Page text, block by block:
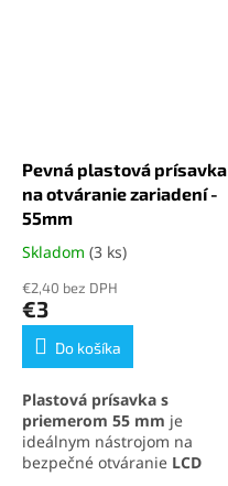
Pevná plastová prísavka
na otváranie zariadení -
55mm
Priemerné
produktu
je
5,0
hviezdičiek.
Skladom (3 ks)
€2,40 bez DPH
€3
Do košíka
Plastová prísavka s
priemerom 55 mm je
ideálnym nástrojom na
bezpečné otváranie LCD